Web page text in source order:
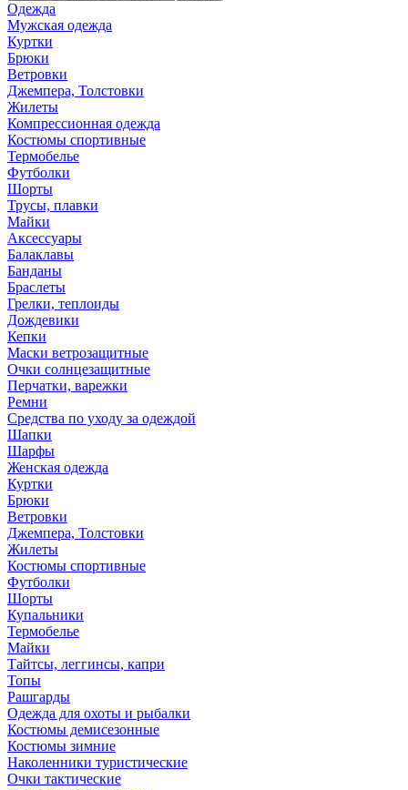
Одежда
Мужская одежда
Куртки
Брюки
Ветровки
Джемпера, Толстовки
Жилеты
Компрессионная одежда
Костюмы спортивные
Термобелье
Футболки
Шорты
Трусы, плавки
Майки
Аксессуары
Балаклавы
Банданы
Браслеты
Грелки, теплоиды
Дождевики
Кепки
Маски ветрозащитные
Очки солнцезащитные
Перчатки, варежки
Ремни
Средства по уходу за одеждой
Шапки
Шарфы
Женская одежда
Куртки
Брюки
Ветровки
Джемпера, Толстовки
Жилеты
Костюмы спортивные
Футболки
Шорты
Купальники
Термобелье
Майки
Тайтсы, леггинсы, капри
Топы
Рашгарды
Одежда для охоты и рыбалки
Костюмы демисезонные
Костюмы зимние
Наколенники туристические
Очки тактические